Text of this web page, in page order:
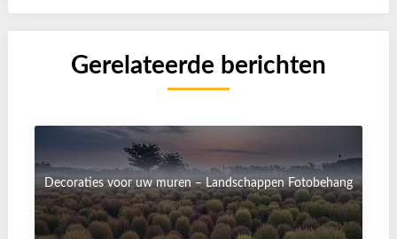
Gerelateerde berichten
Decoraties voor uw muren – Landschappen Fotobehang